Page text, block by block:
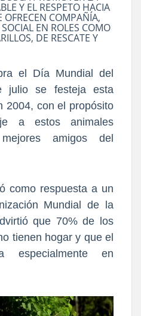
Y EL RESPETO HACIA
OFRECEN COMPAÑÍA,
EN ROLES COMO
DE RESCATE Y
el Día Mundial del
julio se festeja esta
2004, con el propósito
a estos animales
amigos del
como respuesta a un
Mundial de la
que 70% de los
tienen hogar y que el
especialmente en